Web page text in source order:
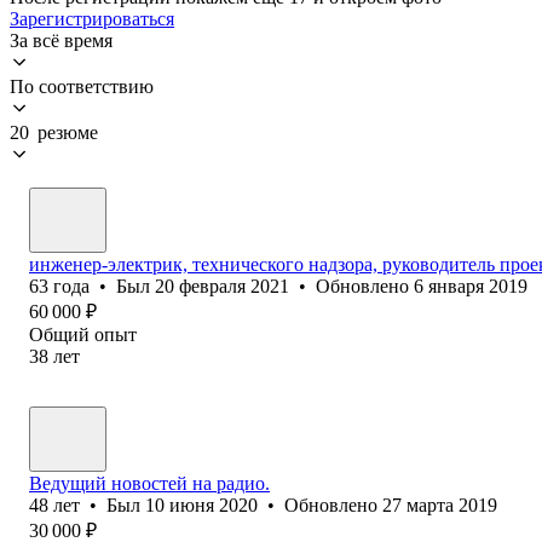
Зарегистрироваться
За всё время
По соответствию
20 резюме
инженер-электрик, технического надзора, руководитель
63 года • Был 20 февраля 2021 • Обновлено 6 января 2019
60 000 ₽
Общий опыт
38 лет
Ведущий новостей на радио.
48 лет • Был 10 июня 2020 • Обновлено 27 марта 2019
30 000 ₽